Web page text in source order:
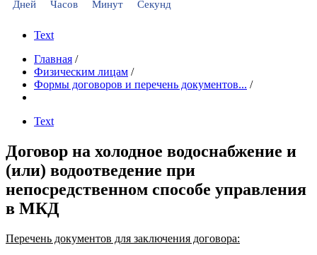
Дней Часов Минут Секунд
Text
Главная /
Физическим лицам /
Формы договоров и перечень документов... /
Text
Договор на холодное водоснабжение и
(или) водоотведение при
непосредственном способе управления
в МКД
Перечень документов для заключения договора: